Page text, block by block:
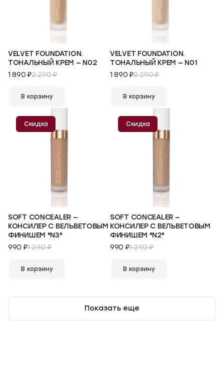
VELVET FOUNDATION.
ТОНАЛЬНЫЙ КРЕМ — N02
1 890 ₽2 290 ₽
В корзину
VELVET FOUNDATION.
ТОНАЛЬНЫЙ КРЕМ — N01
1 890 ₽2 290 ₽
В корзину
Скидка
SOFT CONCEALER —
КОНСИЛЕР С ВЕЛЬВЕТОВЫМ
ФИНИШЕМ "N3"
990 ₽1 240 ₽
В корзину
Скидка
SOFT CONCEALER —
КОНСИЛЕР С ВЕЛЬВЕТОВЫМ
ФИНИШЕМ "N2"
990 ₽1 240 ₽
В корзину
Показать еще